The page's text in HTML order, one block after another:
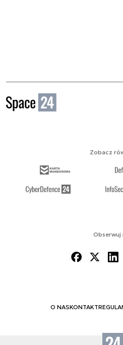
Obserwuj
O NASKONTAKT
Zobacz